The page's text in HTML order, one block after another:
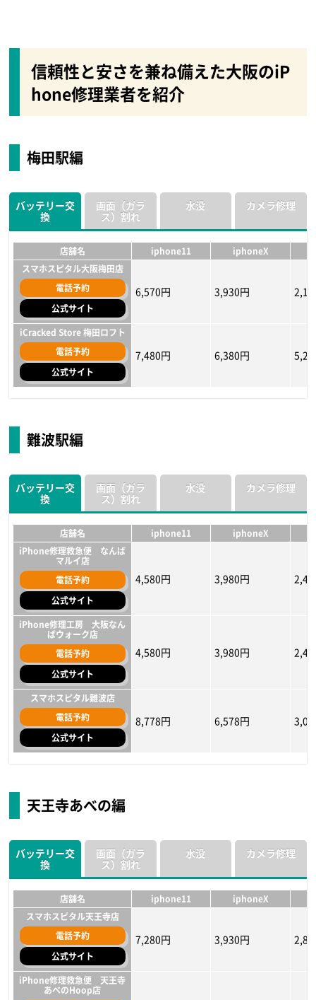
信頼性と安さを兼ね備えた大阪のiP
hone修理業者を紹介
梅田駅編
バッテリー交
換
店舗名 iphone11 iphoneX
スマホスピタル大阪梅田店
電話予約
公式サイト
6,570円 3,930円
iCracked Store 梅田ロフト
電話予約
公式サイト
7,480円 6,380円
画面（ガラ
ス）割れ
スマホスピタル大阪梅田店
電話予約
iCracked Store 梅田ロフト
公式サイト
17,380円～ 17,380円～
水没
スマホスピタル大阪梅田店
電話予約
iCracked Store 梅田ロフト
公式サイト
10,780円～ 10,780円～
カメラ修理
スマホスピタル大阪梅田店
電話予約
iCracked Store 梅田ロフト
公式サイト
14,080円 14,080円
難波駅編
バッテリー交
換
店舗名 iphone11 iphoneX
iPhone修理救急便 なんば
マルイ店
電話予約
公式サイト
4,580円 3,980円
iPhone修理工房 大阪なん
ばウォーク店
電話予約
公式サイト
4,580円 3,980円
スマホスピタル難波店
電話予約
公式サイト
8,778円 6,578円
画面（ガラ
ス）割れ
iPhone修理救急便 なんば
マルイ店
公式サイト
iPhone修理工房 大阪なん
ばウォーク店
電話予約
公式サイト
6,750円 7,280円
スマホスピタル難波店
電話予約
公式サイト
水没
iPhone修理救急便 なんば
マルイ店
公式サイト
iPhone修理工房 大阪なん
ばウォーク店
電話予約
公式サイト
5,500円 5,500円
スマホスピタル難波店
電話予約
公式サイト
カメラ修理
iPhone修理工房 大阪なん
ばウォーク店
公式サイト
スマホスピタル難波店
電話予約
公式サイト
13,178円 10,648円
iPhone修理救急便 なんば
マルイ店
電話予約
公式サイト
天王寺あべの編
バッテリー交
換
店舗名 iphone11 iphoneX
スマホスピタル天王寺店
電話予約
公式サイト
7,280円 3,930円
iPhone修理救急便 天王寺
あべのHoop店
画面（ガラ
ス）割れ
水没 カメラ修理